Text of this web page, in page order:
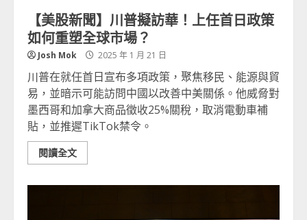
【美股新聞】川普擬訪華！上任首日政策
如何重塑全球市場？
Josh Mok 2025 年 1 月 21 日
川普在就任首日宣布多項政策，聚焦移民、能源與貿
易，並暗示可能訪問中國以改善中美關係。他威脅對
墨西哥和加拿大商品徵收25%關稅，取消電動車補
貼，並推遲TikTok禁令。
閱讀全文